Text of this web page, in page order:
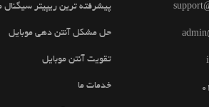
پیشرفته ترین ریپیتر سیگنال
حل مشکل آنتن دهی موبایل
تقویت آنتن موبایل
خدمات ما